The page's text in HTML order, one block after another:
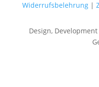
Widerrufsbelehrung |
Design,